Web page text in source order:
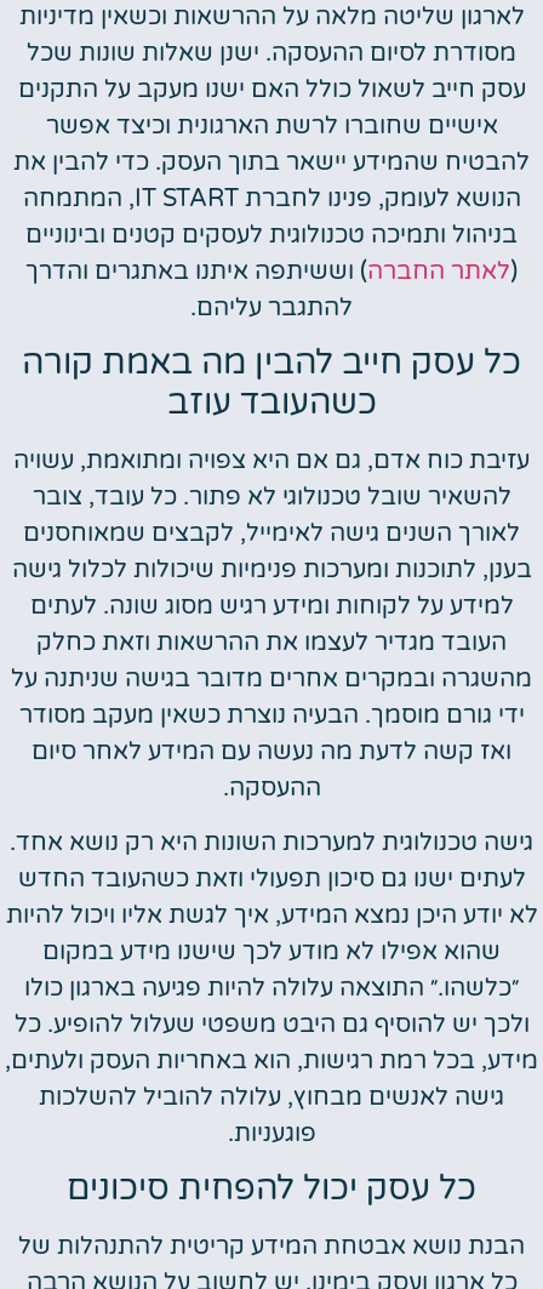
לארגון שליטה מלאה על ההרשאות וכשאין מדיניות
מסודרת לסיום ההעסקה. ישנן שאלות שונות שכל
עסק חייב לשאול כולל האם ישנו מעקב על התקנים
אישיים שחוברו לרשת הארגונית וכיצד אפשר
להבטיח שהמידע יישאר בתוך העסק. כדי להבין את
הנושא לעומק, פנינו לחברת IT START, המתמחה
בניהול ותמיכה טכנולוגית לעסקים קטנים ובינוניים
(לאתר החברה) וששיתפה איתנו באתגרים והדרך
להתגבר עליהם.
כל עסק חייב להבין מה באמת קורה
כשהעובד עוזב
עזיבת כוח אדם, גם אם היא צפויה ומתואמת, עשויה
להשאיר שובל טכנולוגי לא פתור. כל עובד, צובר
לאורך השנים גישה לאימייל, לקבצים שמאוחסנים
בענן, לתוכנות ומערכות פנימיות שיכולות לכלול גישה
למידע על לקוחות ומידע רגיש מסוג שונה. לעתים
העובד מגדיר לעצמו את ההרשאות וזאת כחלק
מהשגרה ובמקרים אחרים מדובר בגישה שניתנה על
ידי גורם מוסמך. הבעיה נוצרת כשאין מעקב מסודר
ואז קשה לדעת מה נעשה עם המידע לאחר סיום
ההעסקה.
גישה טכנולוגית למערכות השונות היא רק נושא אחד.
לעתים ישנו גם סיכון תפעולי וזאת כשהעובד החדש
לא יודע היכן נמצא המידע, איך לגשת אליו ויכול להיות
שהוא אפילו לא מודע לכך שישנו מידע במקום
״כלשהו.״ התוצאה עלולה להיות פגיעה בארגון כולו
ולכך יש להוסיף גם היבט משפטי שעלול להופיע. כל
מידע, בכל רמת רגישות, הוא באחריות העסק ולעתים,
גישה לאנשים מבחוץ, עלולה להוביל להשלכות
פוגעניות.
כל עסק יכול להפחית סיכונים
הבנת נושא אבטחת המידע קריטית להתנהלות של
כל ארגון ועסק בימינו. יש לחשוב על הנושא הרבה